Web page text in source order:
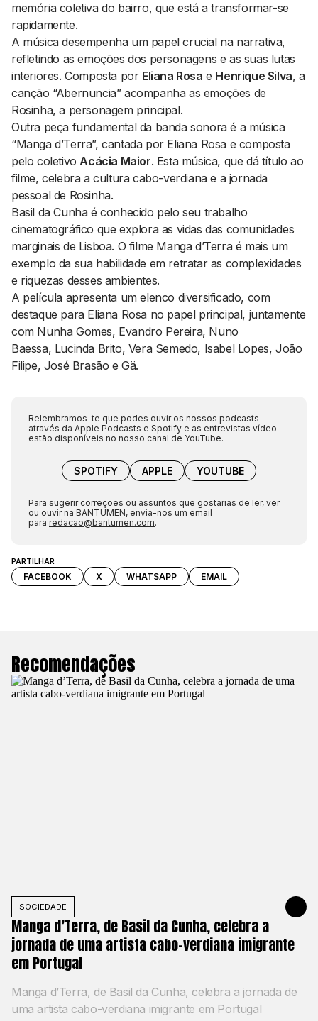
PARTILHAR
FACEBOOK X WHATSAPP EMAIL
memória coletiva do bairro, que está a transformar-se
rapidamente.
A música desempenha um papel crucial na narrativa,
refletindo as emoções dos personagens e as suas lutas
interiores. Composta por Eliana Rosa e Henrique Silva, a
canção “Abernuncia” acompanha as emoções de
Rosinha, a personagem principal.
Outra peça fundamental da banda sonora é a música
“Manga d’Terra”, cantada por Eliana Rosa e composta
pelo coletivoAcácia Maior. Esta música, que dá título ao
filme, celebra a cultura cabo-verdiana e a jornada
pessoal de Rosinha.
Basil da Cunha é conhecido pelo seu trabalho
cinematográfico que explora as vidas das comunidades
marginais de Lisboa. O filme Manga d’Terraé mais um
exemplo da sua habilidade em retratar as complexidades
e riquezas desses ambientes.
A película apresenta um elenco diversificado, com
destaque para Eliana Rosa no papel principal, juntamente
com Nunha Gomes, Evandro Pereira, Nuno
Baessa, Lucinda Brito, Vera Semedo, Isabel Lopes, João
Filipe, José Brasão e Gä.
Relembramos-te que podes ouvir os nossos podcasts
através da Apple Podcasts e Spotify e as entrevistas vídeo
estão disponíveis no nosso canal de YouTube.
SPOTIFY APPLE YOUTUBE
Para sugerir correções ou assuntos que gostarias de ler, ver
ou ouvir na BANTUMEN, envia-nos um email
para redacao@bantumen.com.
Recomendações
SOCIEDADE MAY 20,
Manga d’Terra, de Basil da Cunha, celebra a
jornada de uma artista cabo-verdiana imigrante
em Portugal
Manga d’Terra, de Basil da Cunha, celebra a jornada de
uma artista cabo-verdiana imigrante em Portugal